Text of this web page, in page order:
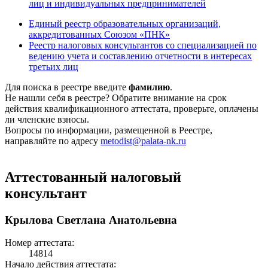
лиц и индивидуальных предпринимателей
Единый реестр образовательных организаций,
аккредитованных Союзом «ПНК»
Реестр налоговых консультантов со специализацией по
ведению учета и составлению отчетности в интересах
третьих лиц
Для поиска в реестре введите фамилию.
Не нашли себя в реестре? Обратите внимание на срок
действия квалификационного аттестата, проверьте, оплачены
ли членские взносы.
Вопросы по информации, размещенной в Реестре,
направляйте по адресу metodist@palata-nk.ru
Аттестованный налоговый
консультант
Крылова Светлана Анатольевна
Номер аттестата:
14814
Начало действия аттестата: